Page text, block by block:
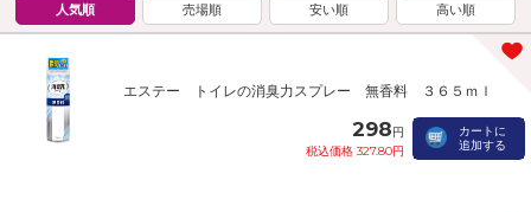
人気順 売場順 安い順 高い順
エステー トイレの消臭力スプレー 無香料 ３６５ｍｌ
298円
税込価格 327.80円
カートに
追加する